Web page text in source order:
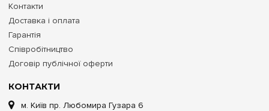
КОНТАКТИ
м. Київ пр. Любомира Гузара 6
Контакти
Доставка і оплата
Гарантія
Співробітництво
Договір публічної оферти